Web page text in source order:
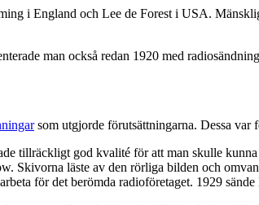
i England och Lee de Forest i USA.
man också redan 1920 med
som utgjorde förutsättningarna. Dessa var
tillräckligt god kvalité för att man skulle
Skivorna läste av den rörliga bilden och
för det berömda radioföretaget. 1929